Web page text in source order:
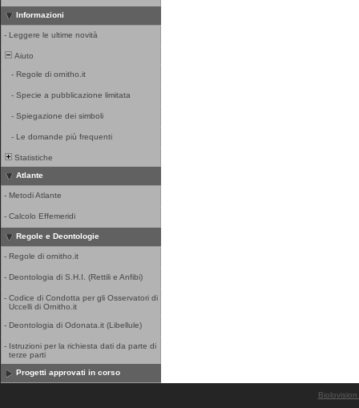
Informazioni
- Leggere le ultime novità
Aiuto
- Regole di ornitho.it
- Specie a pubblicazione limitata
- Spiegazione dei simboli
- Le domande più frequenti
Statistiche
Atlante
- Metodi Atlante
- Calcolo Effemeridi
Regole e Deontologie
- Regole di ornitho.it
- Deontologia di S.H.I. (Rettili e Anfibi)
- Codice di Condotta per gli Osservatori di
Uccelli di Ornitho.it
- Deontologia di Odonata.it (Libellule)
- Istruzioni per la richiesta dati da parte di
terze parti
Progetti approvati in corso
Biolovision